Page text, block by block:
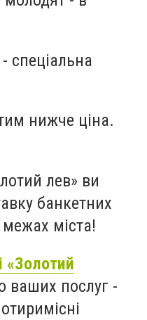
спеціальна
нижче ціна.
лев» ви
банкетних
межах міста!
«Золотий
ваших послуг -